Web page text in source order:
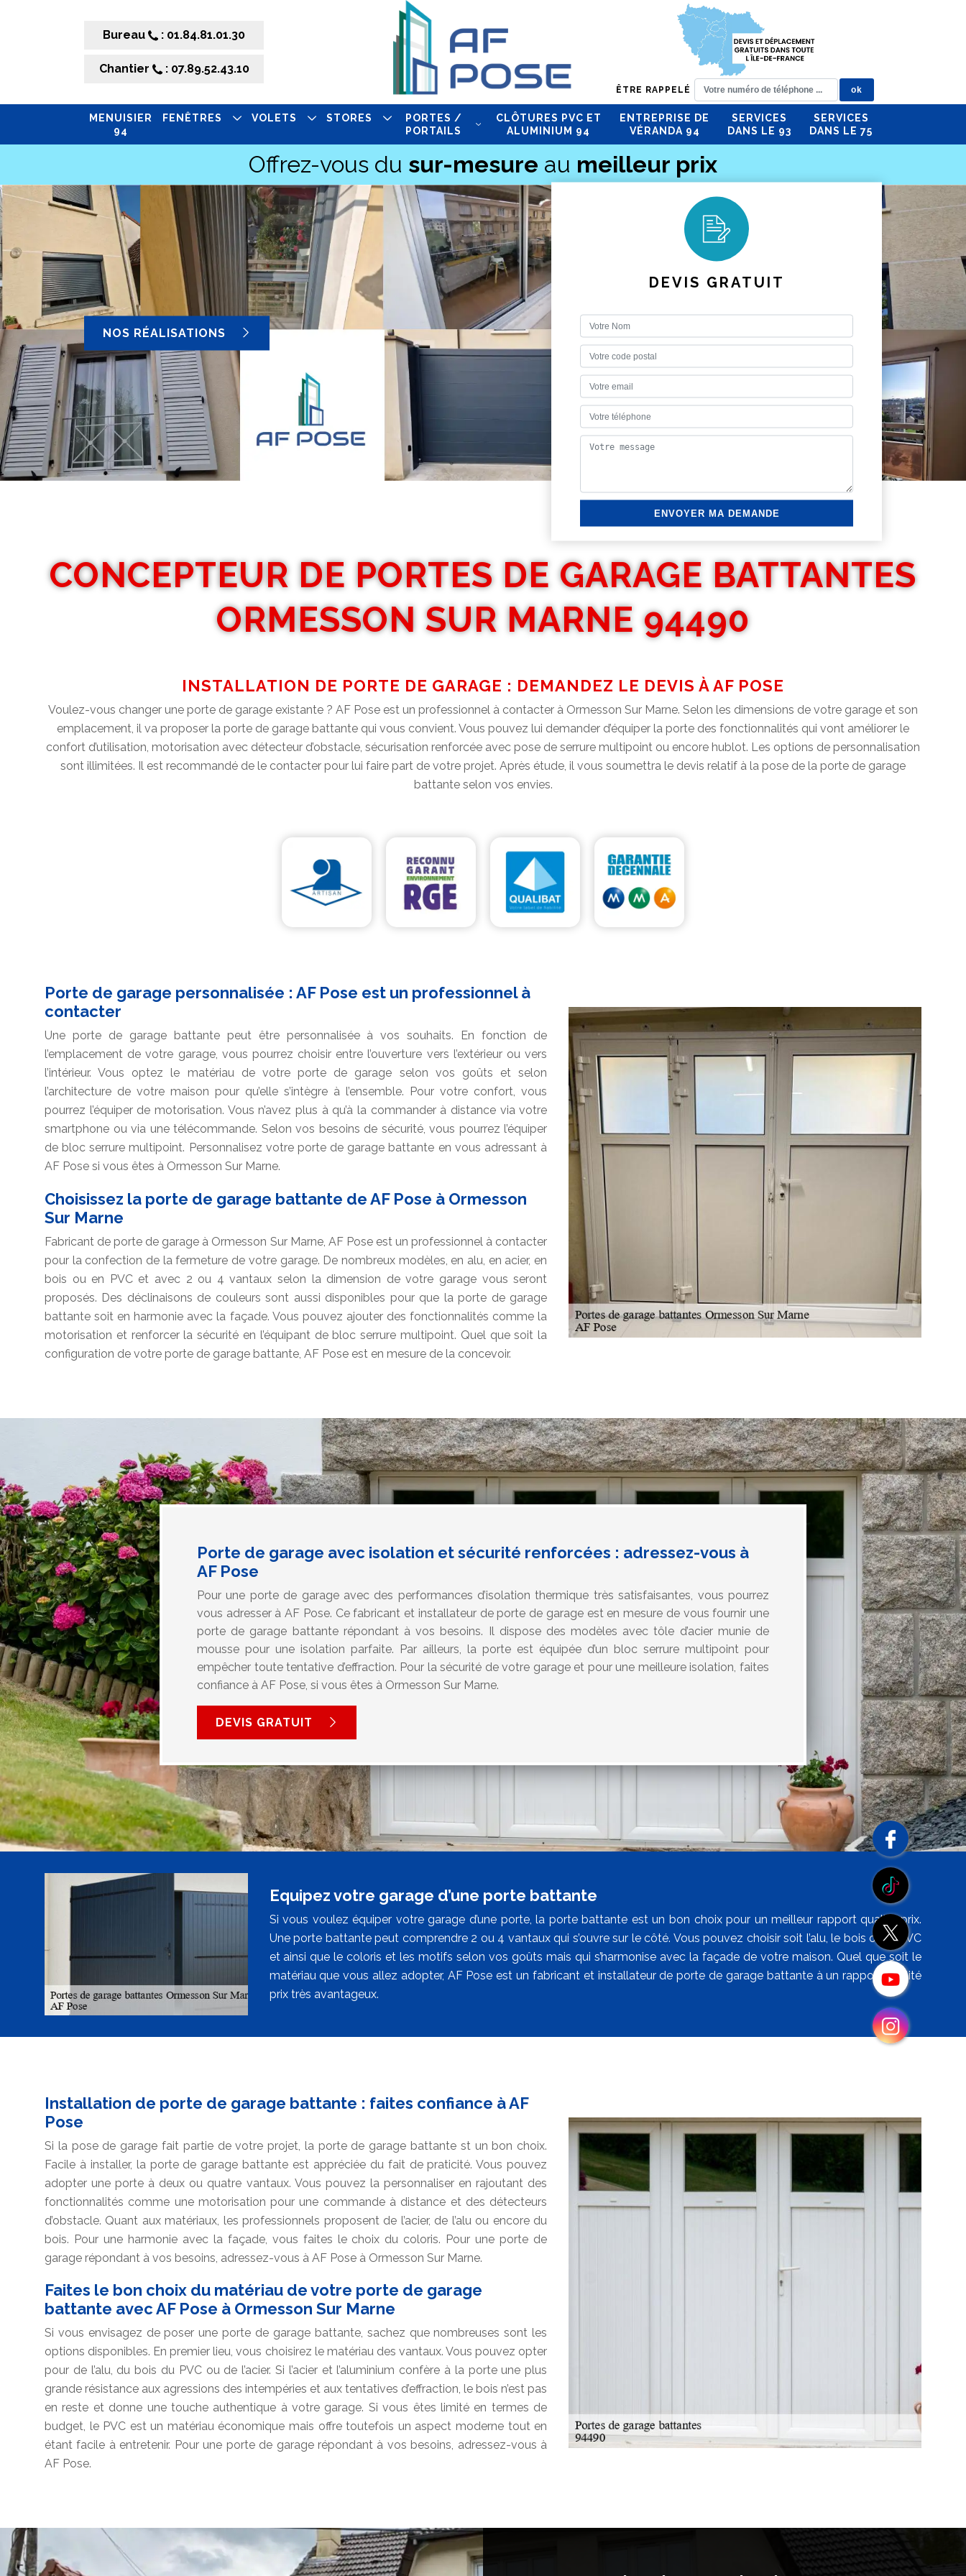
Bureau : 01.84.81.01.30
Chantier : 07.89.52.43.10
ÊTRE RAPPELÉ
MENUISIER
94
FENÊTRES VOLETS STORES
PORTES /
PORTAILS
CLÔTURES PVC ET
ALUMINIUM 94
ENTREPRISE DE
VÉRANDA 94
SERVICES
DANS LE 93
SERVICES
DANS LE 75
Offrez-vous du sur-mesure au meilleur prix
NOS RÉALISATIONS
DEVIS GRATUIT
CONCEPTEUR DE PORTES DE GARAGE BATTANTES
ORMESSON SUR MARNE 94490
INSTALLATION DE PORTE DE GARAGE : DEMANDEZ LE DEVIS À AF POSE
Voulez-vous changer une porte de garage existante ? AF Pose est un professionnel à contacter à Ormesson Sur Marne. Selon les dimensions de votre garage et son
emplacement, il va proposer la porte de garage battante qui vous convient. Vous pouvez lui demander d’équiper la porte des fonctionnalités qui vont améliorer le
confort d’utilisation, motorisation avec détecteur d’obstacle, sécurisation renforcée avec pose de serrure multipoint ou encore hublot. Les options de personnalisation
sont illimitées. Il est recommandé de le contacter pour lui faire part de votre projet. Après étude, il vous soumettra le devis relatif à la pose de la porte de garage
battante selon vos envies.
Porte de garage personnalisée : AF Pose est un professionnel à
contacter
Une porte de garage battante peut être personnalisée à vos souhaits. En fonction de
l’emplacement de votre garage, vous pourrez choisir entre l’ouverture vers l’extérieur ou vers
l’intérieur. Vous optez le matériau de votre porte de garage selon vos goûts et selon
l’architecture de votre maison pour qu’elle s’intègre à l’ensemble. Pour votre confort, vous
pourrez l’équiper de motorisation. Vous n’avez plus à qu’à la commander à distance via votre
smartphone ou via une télécommande. Selon vos besoins de sécurité, vous pourrez l’équiper
de bloc serrure multipoint. Personnalisez votre porte de garage battante en vous adressant à
AF Pose si vous êtes à Ormesson Sur Marne.
Choisissez la porte de garage battante de AF Pose à Ormesson
Sur Marne
Fabricant de porte de garage à Ormesson Sur Marne, AF Pose est un professionnel à contacter
pour la confection de la fermeture de votre garage. De nombreux modèles, en alu, en acier, en
bois ou en PVC et avec 2 ou 4 vantaux selon la dimension de votre garage vous seront
proposés. Des déclinaisons de couleurs sont aussi disponibles pour que la porte de garage
battante soit en harmonie avec la façade. Vous pouvez ajouter des fonctionnalités comme la
motorisation et renforcer la sécurité en l’équipant de bloc serrure multipoint. Quel que soit la
configuration de votre porte de garage battante, AF Pose est en mesure de la concevoir.
Porte de garage avec isolation et sécurité renforcées : adressez-vous à
AF Pose
Pour une porte de garage avec des performances d’isolation thermique très satisfaisantes, vous pourrez
vous adresser à AF Pose. Ce fabricant et installateur de porte de garage est en mesure de vous fournir une
porte de garage battante répondant à vos besoins. Il dispose des modèles avec tôle d’acier munie de
mousse pour une isolation parfaite. Par ailleurs, la porte est équipée d’un bloc serrure multipoint pour
empêcher toute tentative d’effraction. Pour la sécurité de votre garage et pour une meilleure isolation, faites
confiance à AF Pose, si vous êtes à Ormesson Sur Marne.
DEVIS GRATUIT
Equipez votre garage d’une porte battante
Si vous voulez équiper votre garage d’une porte, la porte battante est un bon choix pour un meilleur rapport qualité prix.
Une porte battante peut comprendre 2 ou 4 vantaux qui s’ouvre sur le côté. Vous pouvez choisir soit l’alu, le bois ou le PVC
et ainsi que le coloris et les motifs selon vos goûts mais qui s’harmonise avec la façade de votre maison. Quel que soit le
matériau que vous allez adopter, AF Pose est un fabricant et installateur de porte de garage battante à un rapport qualité
prix très avantageux.
Installation de porte de garage battante : faites confiance à AF
Pose
Si la pose de garage fait partie de votre projet, la porte de garage battante st un bon choix.
Facile à installer, la porte de garage battante est appréciée du fait de praticité. Vous pouvez
adopter une porte à deux ou quatre vantaux. Vous pouvez la personnaliser en rajoutant des
fonctionnalités comme une motorisation pour une commande à distance et des détecteurs
d’obstacle. Quant aux matériaux, les professionnels proposent de l’acier, de l’alu ou encore du
bois. Pour une harmonie avec la façade, vous faites le choix du coloris. Pour une porte de
garage répondant à vos besoins, adressez-vous à AF Pose à Ormesson Sur Marne.
Faites le bon choix du matériau de votre porte de garage
battante avec AF Pose à Ormesson Sur Marne
Si vous envisagez de poser une porte de garage battante, sachez que nombreuses sont les
options disponibles. En premier lieu, vous choisirez le matériau des vantaux. Vous pouvez opter
pour de l’alu, du bois du PVC ou de l’acier. Si l’acier et l’aluminium confère à la porte une plus
grande résistance aux agressions des intempéries et aux tentatives d’effraction, le bois n’est pas
en reste et donne une touche authentique à votre garage. Si vous êtes limité en termes de
budget, le PVC est un matériau économique mais offre toutefois un aspect moderne tout en
étant facile à entretenir. Pour une porte de garage répondant à vos besoins, adressez-vous à
AF Pose.